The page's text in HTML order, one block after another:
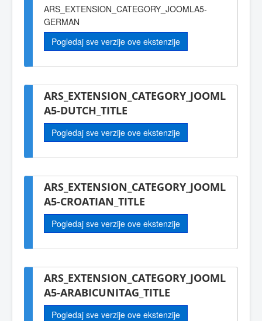
ARS_EXTENSION_CATEGORY_JOOMLA5-
GERMAN
Pogledaj sve verzije ove ekstenzije
ARS_EXTENSION_CATEGORY_JOOML
A5-DUTCH_TITLE
Pogledaj sve verzije ove ekstenzije
ARS_EXTENSION_CATEGORY_JOOML
A5-CROATIAN_TITLE
Pogledaj sve verzije ove ekstenzije
ARS_EXTENSION_CATEGORY_JOOML
A5-ARABICUNITAG_TITLE
Pogledaj sve verzije ove ekstenzije